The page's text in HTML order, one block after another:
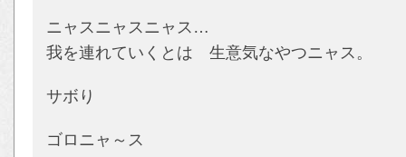
ニャスニャスニャス…
我を連れていくとは 生意気なやつニャス。
サボり
ゴロニャ～ス